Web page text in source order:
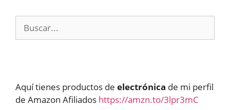
Aquí tienes productos de electrónica de mi perfil
de Amazon Afiliados https://amzn.to/3lpr3mC